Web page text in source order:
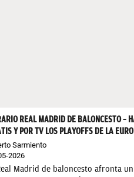
REAL MADRID DE BALONCESTO –
Y POR TV LOS PLAYOFFS DE LA
Sarmiento
2026
Madrid de baloncesto afronta